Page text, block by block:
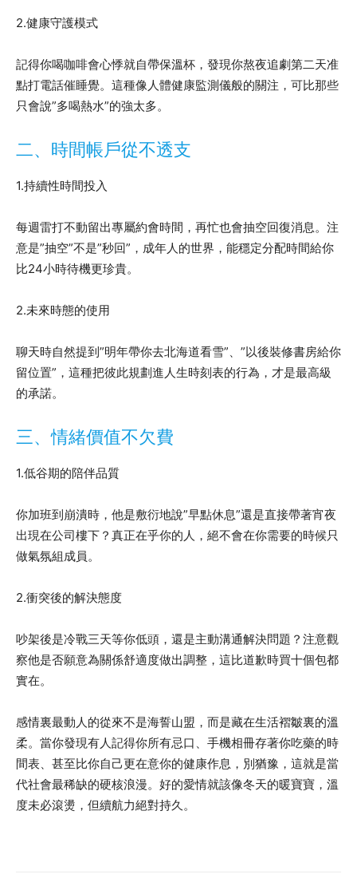
2.健康守護模式
記得你喝咖啡會心悸就自帶保溫杯，發現你熬夜追劇第二天准
點打電話催睡覺。這種像人體健康監測儀般的關注，可比那些
只會說”多喝熱水”的強太多。
二、時間帳戶從不透支
1.持續性時間投入
每週雷打不動留出專屬約會時間，再忙也會抽空回復消息。注
意是”抽空”不是”秒回”，成年人的世界，能穩定分配時間給你
比24小時待機更珍貴。
2.未來時態的使用
聊天時自然提到”明年帶你去北海道看雪”、”以後裝修書房給你
留位置”，這種把彼此規劃進人生時刻表的行為，才是最高級
的承諾。
三、情緒價值不欠費
1.低谷期的陪伴品質
你加班到崩潰時，他是敷衍地說”早點休息”還是直接帶著宵夜
出現在公司樓下？真正在乎你的人，絕不會在你需要的時候只
做氣氛組成員。
2.衝突後的解決態度
吵架後是冷戰三天等你低頭，還是主動溝通解決問題？注意觀
察他是否願意為關係舒適度做出調整，這比道歉時買十個包都
實在。
感情裏最動人的從來不是海誓山盟，而是藏在生活褶皺裏的溫
柔。當你發現有人記得你所有忌口、手機相冊存著你吃藥的時
間表、甚至比你自己更在意你的健康作息，別猶豫，這就是當
代社會最稀缺的硬核浪漫。好的愛情就該像冬天的暖寶寶，溫
度未必滾燙，但續航力絕對持久。